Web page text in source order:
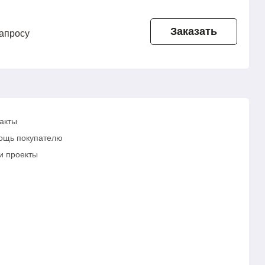
Заказать
покупателю
проекты